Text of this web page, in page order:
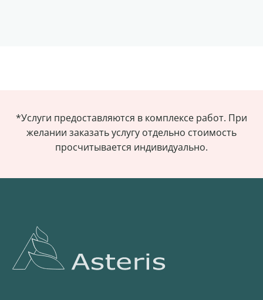
*Услуги предоставляются в комплексе работ. При
желании заказать услугу отдельно стоимость
просчитывается индивидуально.